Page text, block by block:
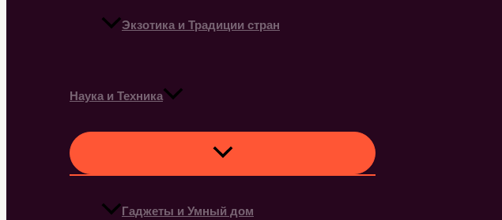
Экзотика и Традиции стран
Наука и Техника
Гаджеты и Умный дом